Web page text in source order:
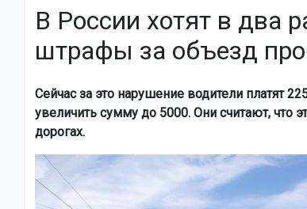
В России хотят в два
штрафы за объезд
Сейчас за это нарушение водители платят
увеличить сумму до 5000. Они считают, что
дорогах.